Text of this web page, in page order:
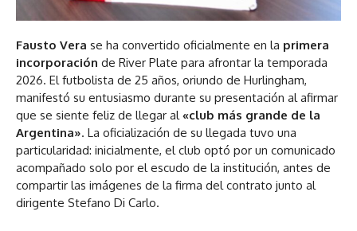
Fausto Vera se ha convertido oficialmente en la primera
incorporación de River Plate para afrontar la temporada
2026. El futbolista de 25 años, oriundo de Hurlingham,
manifestó su entusiasmo durante su presentación al afirmar
que se siente feliz de llegar al«club más grande de la
Argentina». La oficialización de su llegada tuvo una
particularidad: inicialmente, el club optó por un comunicado
acompañado solo por el escudo de la institución, antes de
compartir las imágenes de la firma del contrato junto al
dirigente Stefano Di Carlo.